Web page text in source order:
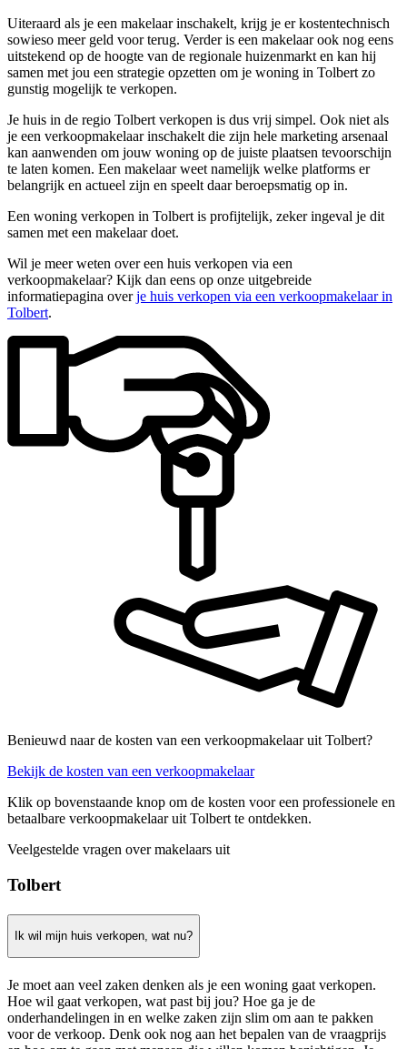
Uiteraard als je een makelaar inschakelt, krijg je er kostentechnisch
sowieso meer geld voor terug. Verder is een makelaar ook nog eens
uitstekend op de hoogte van de regionale huizenmarkt en kan hij
samen met jou een strategie opzetten om je woning in Tolbert zo
gunstig mogelijk te verkopen.
Je huis in de regio Tolbert verkopen is dus vrij simpel. Ook niet als
je een verkoopmakelaar inschakelt die zijn hele marketing arsenaal
kan aanwenden om jouw woning op de juiste plaatsen tevoorschijn
te laten komen. Een makelaar weet namelijk welke platforms er
belangrijk en actueel zijn en speelt daar beroepsmatig op in.
Een woning verkopen in Tolbert is profijtelijk, zeker ingeval je dit
samen met een makelaar doet.
Wil je meer weten over een huis verkopen via een
verkoopmakelaar? Kijk dan eens op onze uitgebreide
informatiepagina overje huis verkopen via een verkoopmakelaar in
Tolbert.
Benieuwd naar de kosten van een verkoopmakelaar uit Tolbert?
Bekijk de kosten van een verkoopmakelaar
Klik op bovenstaande knop om de kosten voor een professionele en
betaalbare verkoopmakelaar uit Tolbert te ontdekken.
Veelgestelde vragen over makelaars uit
Tolbert
Ik wil mijn huis verkopen, wat nu?
Je moet aan veel zaken denken als je een woning gaat verkopen.
Hoe wil gaat verkopen, wat past bij jou? Hoe ga je de
onderhandelingen in en welke zaken zijn slim om aan te pakken
voor de verkoop. Denk ook nog aan het bepalen van de vraagprijs